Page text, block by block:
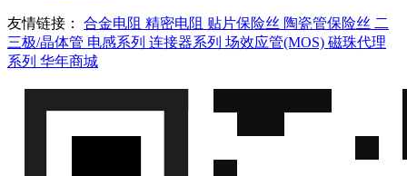
友情链接： 合金电阻 精密电阻 贴片保险丝 陶瓷管保险丝 二
三极/晶体管 电感系列 连接器系列 场效应管(MOS) 磁珠代理
系列 华年商城